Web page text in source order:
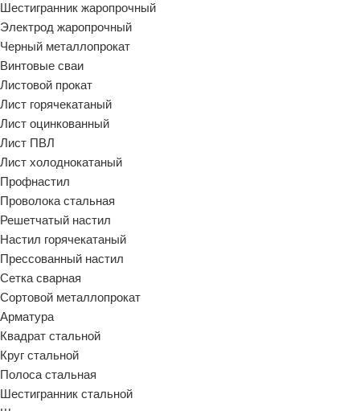
Шестигранник жаропрочный
Электрод жаропрочный
Черный металлопрокат
Винтовые сваи
Листовой прокат
Лист горячекатаный
Лист оцинкованный
Лист ПВЛ
Лист холоднокатаный
Профнастил
Проволока стальная
Решетчатый настил
Настил горячекатаный
Прессованный настил
Сетка сварная
Сортовой металлопрокат
Арматура
Квадрат стальной
Круг стальной
Полоса стальная
Шестигранник стальной